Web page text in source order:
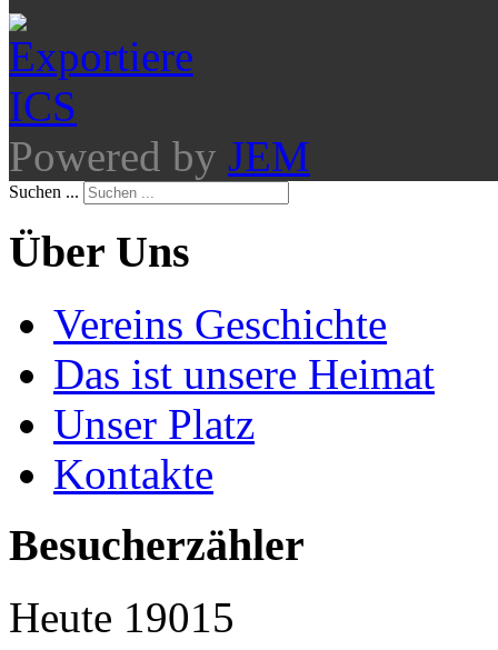
Powered by JEM
Suchen ...
Über Uns
Vereins Geschichte
Das ist unsere Heimat
Unser Platz
Kontakte
Besucherzähler
Heute 19015